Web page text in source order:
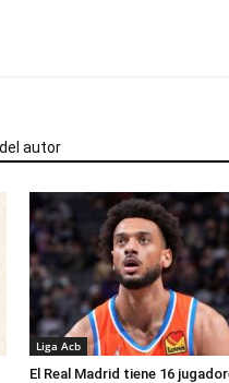
autor
Liga Acb
El Real Madrid tiene 16